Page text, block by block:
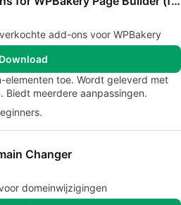
add-ons voor WPBakery
Download
elementen toe. Wordt geleverd met
Biedt meerdere aanpassingen.
Changer
domeinwijzigingen